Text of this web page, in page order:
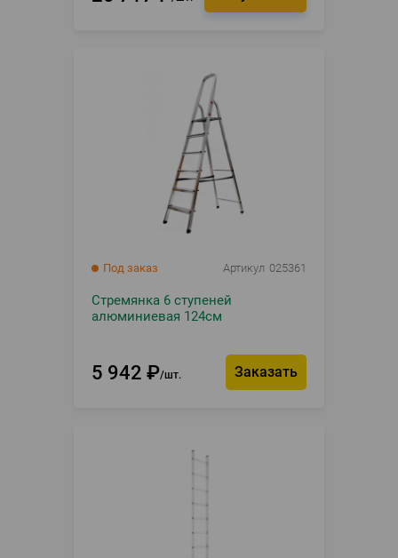
Под заказ Артикул 025361
Стремянка 6 ступеней
алюминиевая 124см
5 942 ₽ шт. Заказать